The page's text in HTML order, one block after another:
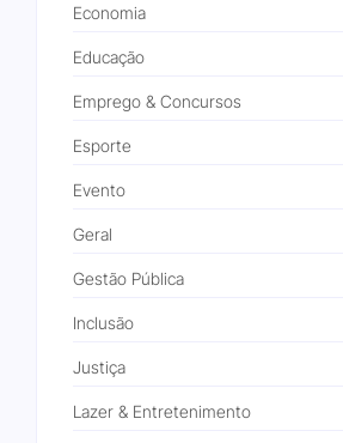
Economia
Educação
Emprego & Concursos
Esporte
Evento
Geral
Gestão Pública
Inclusão
Justiça
Lazer & Entretenimento